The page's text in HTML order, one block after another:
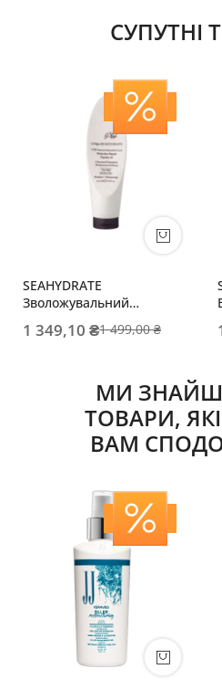
СУПУТНІ
SEAHYDRATE
Зволожувальний
для тонкого волосся
1 349,10 ₴1 499,00 ₴
МИ
ТОВАРИ,
ВАМ